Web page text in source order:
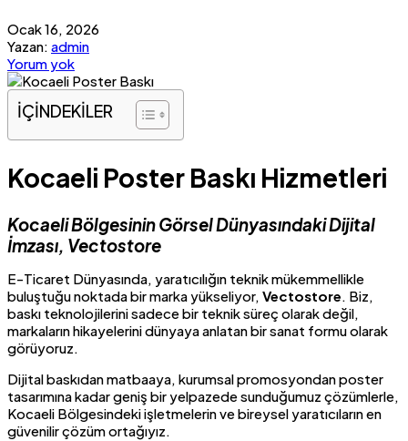
Ocak 16, 2026
Yazan: admin
Yorum yok
İÇİNDEKİLER
Kocaeli Poster Baskı Hizmetleri
Kocaeli Bölgesinin Görsel Dünyasındaki Dijital
İmzası, Vectostore
E-Ticaret Dünyasında, yaratıcılığın teknik mükemmellikle
buluştuğu noktada bir marka yükseliyor, Vectostore. Biz,
baskı teknolojilerini sadece bir teknik süreç olarak değil,
markaların hikayelerini dünyaya anlatan bir sanat formu olarak
görüyoruz.
Dijital baskıdan matbaaya, kurumsal promosyondan poster
tasarımına kadar geniş bir yelpazede sunduğumuz çözümlerle,
Kocaeli Bölgesindeki işletmelerin ve bireysel yaratıcıların en
güvenilir çözüm ortağıyız.